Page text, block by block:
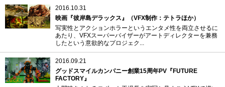
2016.10.31
映画『彼岸島デラックス』（VFX制作：テトラほか）
写実性とアクションホラーというエンタメ性を両立させるに
あたり、VFXスーパーバイザーがアートディレクターを兼務
したという意欲的なプロジェク...
2016.09.21
グッドスマイルカンパニー創業15周年PV『FUTURE
FACTORY』